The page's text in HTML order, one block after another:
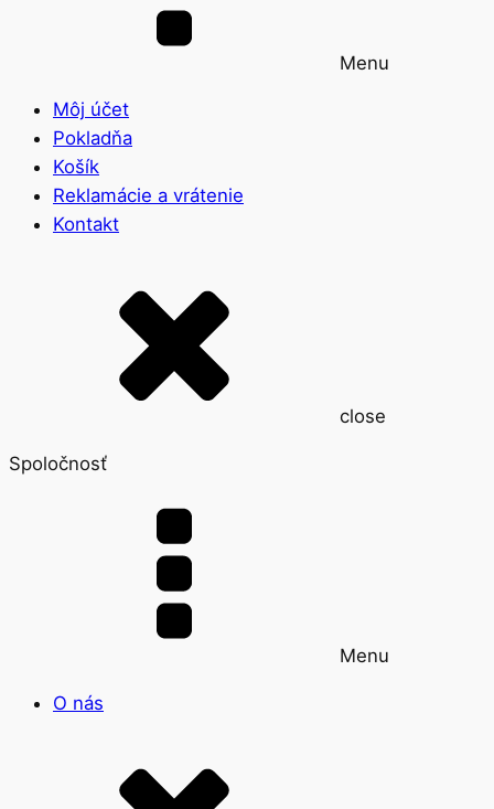
Menu
Môj účet
Pokladňa
Košík
Reklamácie a vrátenie
Kontakt
close
Spoločnosť
Menu
O nás